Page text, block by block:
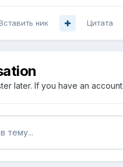
ник Цитата
later. If you have an account,
тему...